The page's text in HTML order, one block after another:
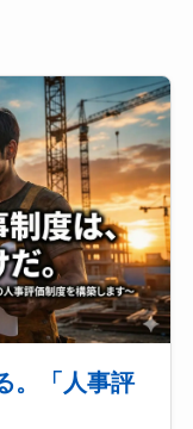
。「人事評